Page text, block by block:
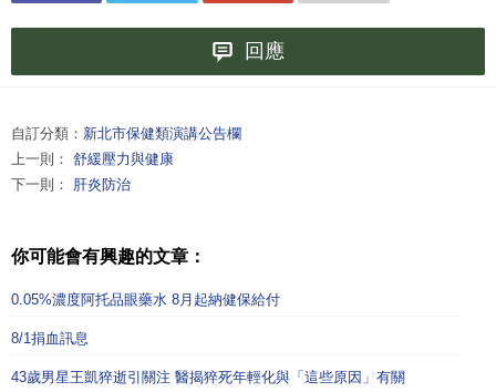
回應
自訂分類： 新北市保健類演講公告欄
上一則： 舒緩壓力與健康
下一則： 肝炎防治
你可能會有興趣的文章：
0.05%濃度阿托品眼藥水 8月起納健保給付
8/1捐血訊息
43歲男星王凱猝逝引關注 醫揭猝死年輕化與「這些原因」有關